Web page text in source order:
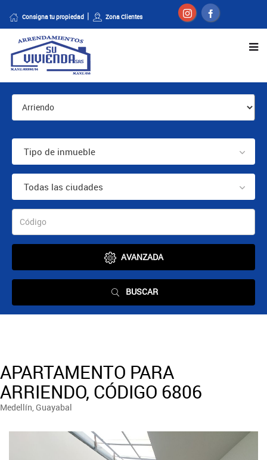
Consigna tu propiedad Zona Clientes
Tipo de inmueble
Todas las ciudades
AVANZADA
BUSCAR
APARTAMENTO PARA
ARRIENDO, CÓDIGO 6806
Medellín, Guayabal